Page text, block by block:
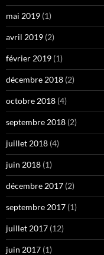
mai 2019 (1)
avril 2019 (2)
février 2019 (1)
décembre 2018 (2)
octobre 2018 (4)
septembre 2018 (2)
juillet 2018 (4)
juin 2018 (1)
décembre 2017 (2)
septembre 2017 (1)
juillet 2017 (12)
juin 2017 (1)